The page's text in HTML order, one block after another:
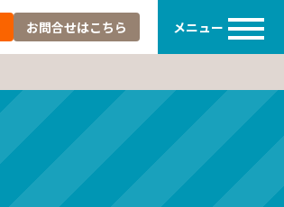
お問合せはこちら メニュー